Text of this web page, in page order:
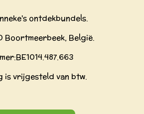
ontdekbundels.
Boortmeerbeek, België.
1014.487.663
is vrijgesteld van btw.